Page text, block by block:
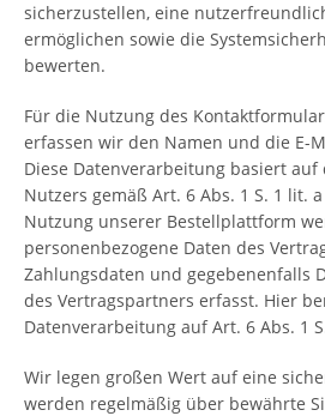
sicherzustellen, eine
ermöglichen sowie die
bewerten.
Für die Nutzung des
erfassen wir den Namen und die E-
Diese Datenverarbeitung basiert
Nutzers gemäß Art. 6 Abs. 1 S. 1 lit. a
Nutzung unserer Bestellplattform
personenbezogene Daten des
Zahlungsdaten und gegebenenfalls
des Vertragspartners erfasst. Hier
Datenverarbeitung auf Art. 6 Abs. 1
Wir legen großen Wert auf eine
werden regelmäßig über bewährte